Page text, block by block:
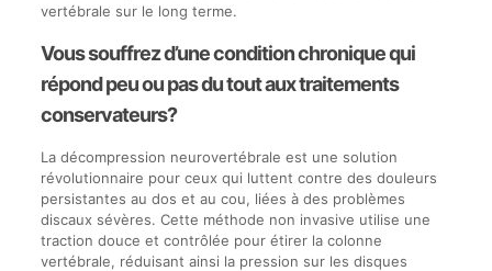
vertébrale sur le long terme.
Vous souffrez d’une condition chronique qui
répond peu ou pas du tout aux traitements
conservateurs?
La décompression neurovertébrale est une solution
révolutionnaire pour ceux qui luttent contre des douleurs
persistantes au dos et au cou, liées à des problèmes
discaux sévères. Cette méthode non invasive utilise une
traction douce et contrôlée pour étirer la colonne
vertébrale, réduisant ainsi la pression sur les disques